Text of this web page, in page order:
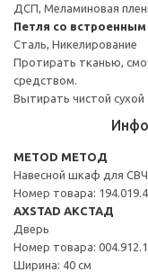
ДСП, Меламиновая
Петля со
Сталь, Никелирование
Протирать тканью,
средством.
Вытирать чистой сухой
METOD МЕТОД
Навесной шкаф для
Номер товара:
AXSTAD АКСТАД
Дверь
Номер товара:
Ширина: 40 см